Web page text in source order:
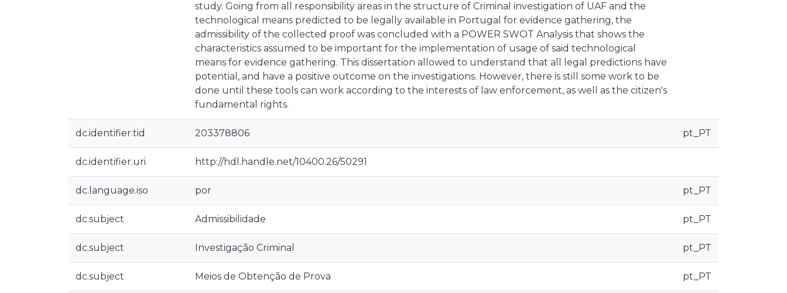
study. Going from all responsibility areas in the structure of Criminal investigation of UAF and the
technological means predicted to be legally available in Portugal for evidence gathering, the
admissibility of the collected proof was concluded with a POWER SWOT Analysis that shows the
characteristics assumed to be important for the implementation of usage of said technological
means for evidence gathering. This dissertation allowed to understand that all legal predictions have
potential, and have a positive outcome on the investigations. However, there is still some work to be
done until these tools can work according to the interests of law enforcement, as well as the citizen's
fundamental rights.
dc.identifier.tid 203378806 pt_PT
dc.identifier.uri http://hdl.handle.net/10400.26/50291
dc.language.iso por pt_PT
dc.subject Admissibilidade pt_PT
dc.subject Investigação Criminal pt_PT
dc.subject Meios de Obtenção de Prova pt_PT